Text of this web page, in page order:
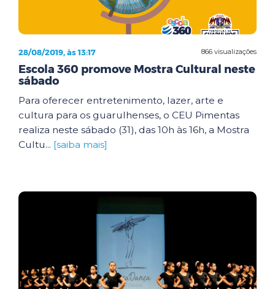
866 visualizações
28/08/2019, às 13:17
Escola 360 promove Mostra Cultural neste
sábado
Para oferecer entretenimento, lazer, arte e
cultura para os guarulhenses, o CEU Pimentas
realiza neste sábado (31), das 10h às 16h, a Mostra
Cultu... [saiba mais]